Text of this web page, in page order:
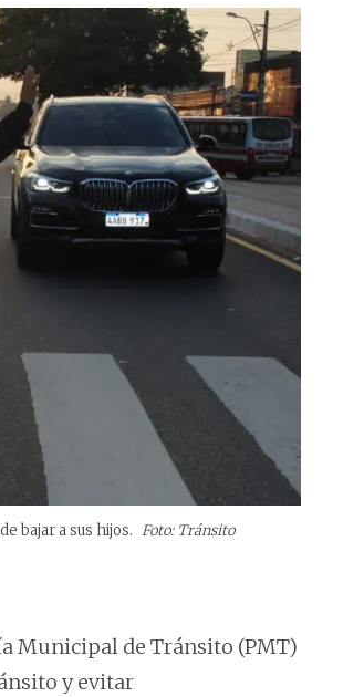
bajar a sus hijos. Foto: Tránsito
Municipal de Tránsito (PMT)
y evitar